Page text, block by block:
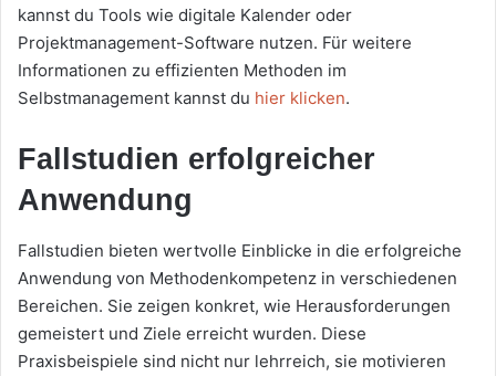
kannst du Tools wie digitale Kalender oder
Projektmanagement-Software nutzen. Für weitere
Informationen zu effizienten Methoden im
Selbstmanagement kannst du hier klicken.
Fallstudien erfolgreicher
Anwendung
Fallstudien bieten wertvolle Einblicke in die erfolgreiche
Anwendung von Methodenkompetenz in verschiedenen
Bereichen. Sie zeigen konkret, wie Herausforderungen
gemeistert und Ziele erreicht wurden. Diese
Praxisbeispiele sind nicht nur lehrreich, sie motivieren